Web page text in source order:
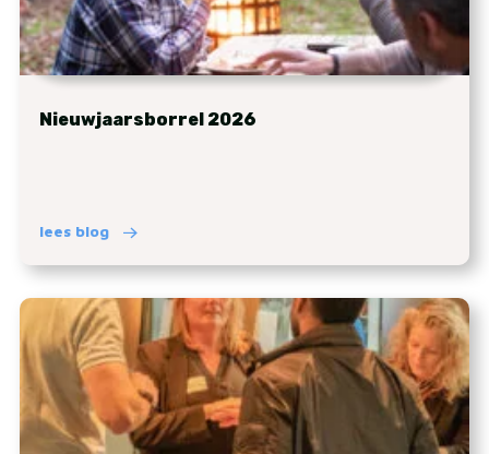
Nieuwjaarsborrel 2026
lees blog